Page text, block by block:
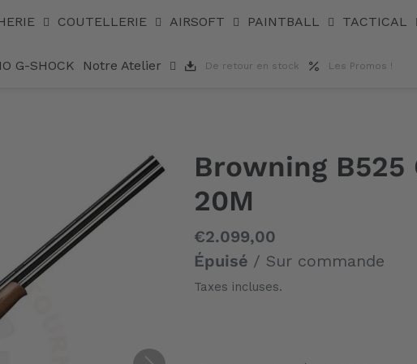
COUTELLERIE AIRSOFT PAINTBALL TACTICAL
G-SHOCK Notre Atelier De retour en stock Les Promos !
Browning B525
20M
Prix
normal
€2.099,00
Épuisé / Sur commande
Taxes incluses.